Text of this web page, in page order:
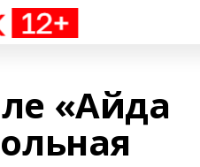
«Айда